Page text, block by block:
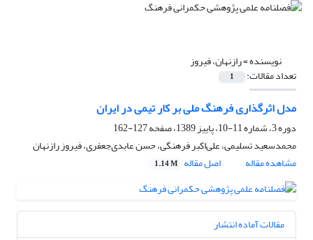
نویسنده =رازنهان، فیروز
تعداد مقالات: 1
مدل اثرگذاری فرهنگ ملی بر کار تیمی در ایران
دوره 3، شماره 11-10، پاییز 1389، صفحه
127-162
محمدسعید تسلیمی، علی‌اکبر فرهنگی، حسن عابدی‌جعفری، فیروز رازنهان
مشاهده مقاله
اصل مقاله 1.14 M
مقالات آماده انتشار